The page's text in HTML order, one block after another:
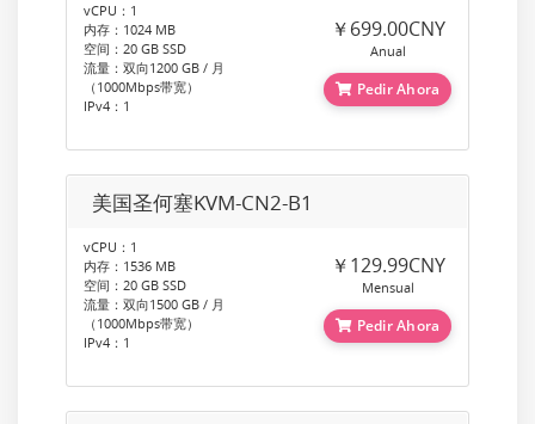
vCPU：1
内存：1024 MB
空间：20 GB SSD
流量：双向1200 GB / 月
（1000Mbps带宽）
IPv4：1
￥699.00CNY
Anual
Pedir Ahora
美国圣何塞KVM-CN2-B1
vCPU：1
内存：1536 MB
空间：20 GB SSD
流量：双向1500 GB / 月
（1000Mbps带宽）
IPv4：1
￥129.99CNY
Mensual
Pedir Ahora